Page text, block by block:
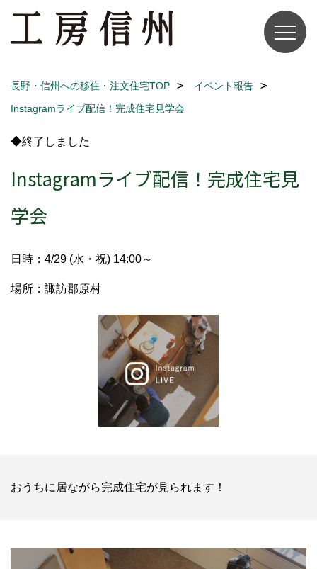
長野・信州への移住・注文住宅TOP
イベント報告
Instagramライブ配信！完成住宅見学会
◆終了しました
Instagramライブ配信！完成住宅見
学会
日時：4/29 (水・祝) 14:00～
場所：諏訪郡原村
おうちに居ながら完成住宅が見られます！